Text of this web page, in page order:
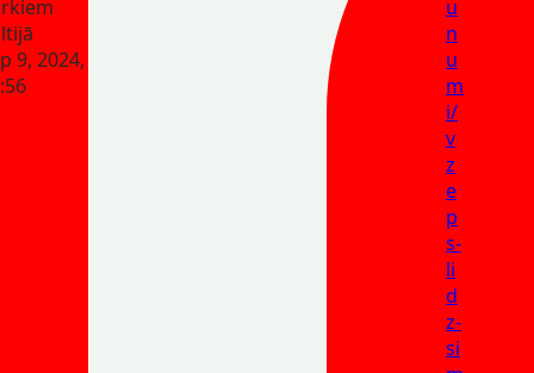
9, 2024,
u
n
u
m
i/
v
z
e
p
s-
li
d
z-
si